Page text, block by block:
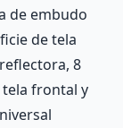
de embudo
de tela
8
frontal y